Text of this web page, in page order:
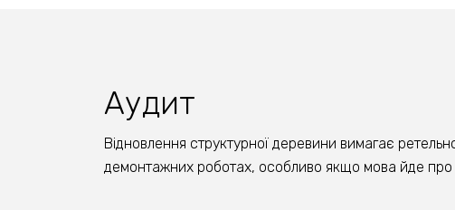
Аудит
Відновлення структурної деревини вимагає
демонтажних роботах, особливо якщо мова йде про